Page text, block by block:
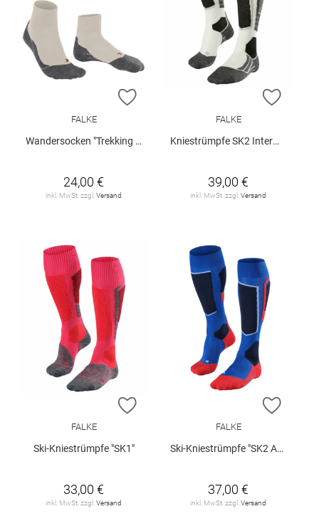
ZUR WUNSCHLISTE HINZUFÜGEN
FALKE
Wandersocken "Trekking TK5"
24,00 €
inkl. MwSt. zzgl. Versand
ZUR
FALKE
Kniestrümpfe SK2 Intermediate Wool
39,00 €
inkl. MwSt. zzgl. Versand
ZUR WUNSCHLISTE HINZUFÜGEN
FALKE
Ski-Kniestrümpfe "SK1"
33,00 €
inkl. MwSt. zzgl.Versand
ZUR
FALKE
Ski-Kniestrümpfe "SK2 Advanced"
37,00 €
inkl. MwSt. zzgl.Versand